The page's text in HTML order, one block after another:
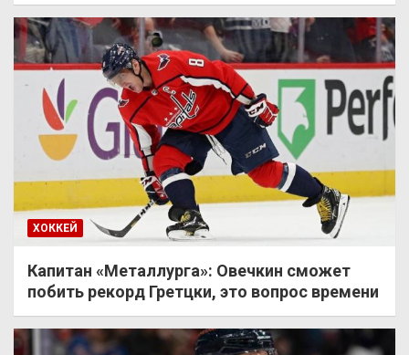
ХОККЕЙ
Капитан «Металлурга»: Овечкин сможет
побить рекорд Гретцки, это вопрос времени